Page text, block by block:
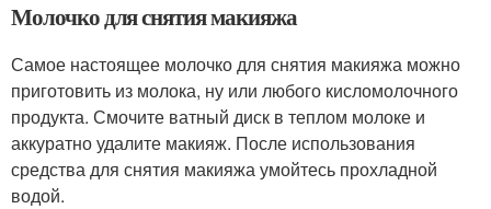
Молочко для снятия макияжа
Самое настоящее молочко для снятия макияжа можно
приготовить из молока, ну или любого кисломолочного
продукта. Смочите ватный диск в теплом молоке и
аккуратно удалите макияж. После использования
средства для снятия макияжа умойтесь прохладной
водой.